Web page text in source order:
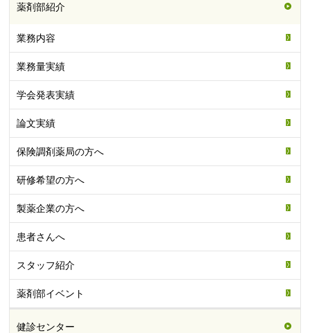
薬剤部紹介
業務内容
業務量実績
学会発表実績
論文実績
保険調剤薬局の方へ
研修希望の方へ
製薬企業の方へ
患者さんへ
スタッフ紹介
薬剤部イベント
健診センター